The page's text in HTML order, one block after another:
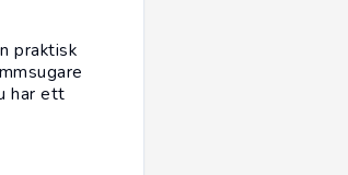
praktisk
har ett